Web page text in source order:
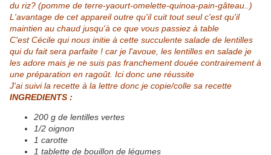
du riz? (pomme de terre-yaourt-omelette-quinoa-pain-gâteau..)
L'avantage de cet appareil outre qu'il cuit tout seul c'est qu'il
maintien au chaud jusqu'à ce que vous passiez à table
C'estCécile qui nous initie à cette succulente salade de lentilles
qui du fait sera parfaite ! car je l'avoue, les lentilles en salade je
les adore mais je ne suis pas franchement douée contrairement à
une préparation en ragoût. Ici donc une réussite
J'ai suivi la recette à la lettre donc je copie/colle sa recette
INGREDIENTS :
200 g de lentilles vertes
1/2 oignon
1 carotte
1 tablette de bouillon de légumes